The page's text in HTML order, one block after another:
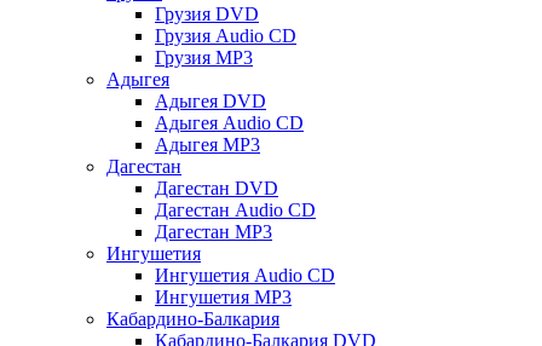
Грузия DVD
Грузия Audio CD
Грузия MP3
Адыгея
Адыгея DVD
Адыгея Audio CD
Адыгея MP3
Дагестан
Дагестан DVD
Дагестан Audio CD
Дагестан MP3
Ингушетия
Ингушетия Audio CD
Ингушетия MP3
Кабардино-Балкария
Кабардино-Балкария DVD